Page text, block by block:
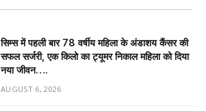
सिम्स में पहली बार 78 वर्षीय महिला के अंडाशय कैंसर की
सफल सर्जरी, एक किलो का ट्यूमर निकाल महिला को दिया
नया जीवन….
AUGUST 6, 2026